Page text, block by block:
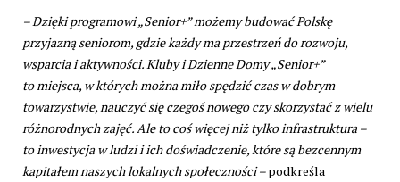
– Dzięki programowi „Senior+” możemy budować Polskę
przyjazną seniorom, gdzie każdy ma przestrzeń do rozwoju,
wsparcia i aktywności. Kluby i Dzienne Domy „Senior+”
to miejsca, w których można miło spędzić czas w dobrym
towarzystwie, nauczyć się czegoś nowego czy skorzystać z wielu
różnorodnych zajęć. Ale to coś więcej niż tylko infrastruktura –
to inwestycja w ludzi i ich doświadczenie, które są bezcennym
kapitałem naszych lokalnych społeczności –podkreśla